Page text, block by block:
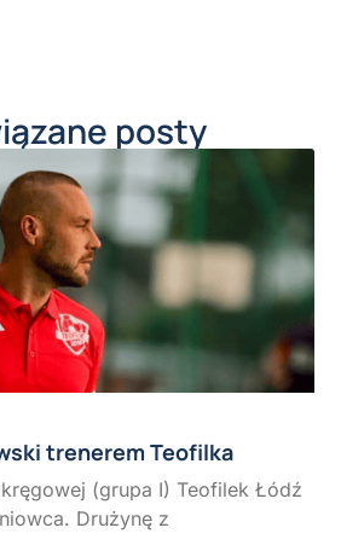
posty
trenerem Teofilka
(grupa I) Teofilek Łódź
Drużynę z